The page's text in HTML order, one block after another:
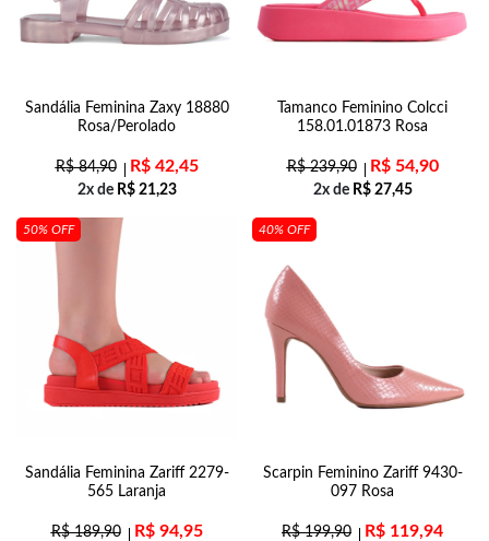
Sandália Feminina Zaxy 18880
Rosa/Perolado
R$84,90 R$42,45
2x de R$21,23
Tamanco Feminino Colcci
158.01.01873 Rosa
R$239,90 R$54,90
2x de R$27,45
50% OFF
Sandália Feminina Zariff 2279-
565 Laranja
R$189,90 R$94,95
40% OFF
Scarpin Feminino Zariff 9430-
097 Rosa
R$199,90 R$ 119,94